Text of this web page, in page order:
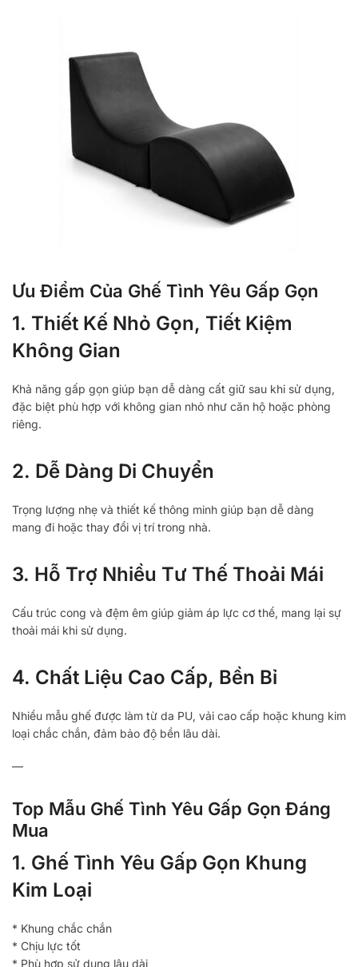
Ưu Điểm Của Ghế Tình Yêu Gấp Gọn
1. Thiết Kế Nhỏ Gọn, Tiết Kiệm
Không Gian
Khả năng gấp gọn giúp bạn dễ dàng cất giữ sau khi sử dụng,
đặc biệt phù hợp với không gian nhỏ như căn hộ hoặc phòng
riêng.
2. Dễ Dàng Di Chuyển
Trọng lượng nhẹ và thiết kế thông minh giúp bạn dễ dàng
mang đi hoặc thay đổi vị trí trong nhà.
3. Hỗ Trợ Nhiều Tư Thế Thoải Mái
Cấu trúc cong và đệm êm giúp giảm áp lực cơ thể, mang lại sự
thoải mái khi sử dụng.
4. Chất Liệu Cao Cấp, Bền Bỉ
Nhiều mẫu ghế được làm từ da PU, vải cao cấp hoặc khung kim
loại chắc chắn, đảm bảo độ bền lâu dài.
—
Top Mẫu Ghế Tình Yêu Gấp Gọn Đáng
Mua
1. Ghế Tình Yêu Gấp Gọn Khung
Kim Loại
* Khung chắc chắn
* Chịu lực tốt
* Phù hợp sử dụng lâu dài